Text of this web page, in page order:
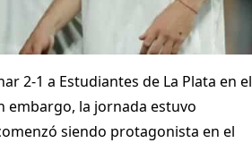
2-1 a Estudiantes de La Plata en el
embargo, la jornada estuvo
siendo protagonista en el